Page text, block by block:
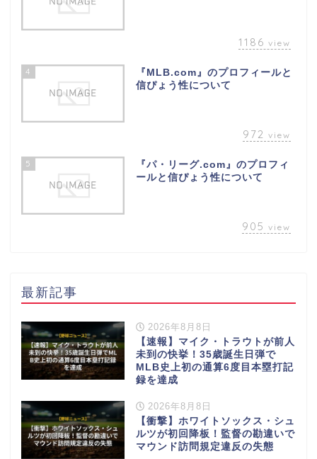
1186 view
4
『MLB.com』のプロフィールと
信ぴょう性について
972 view
5
『パ・リーグ.com』のプロフィ
ールと信ぴょう性について
905 view
最新記事
2026年8月8日
【速報】マイク・トラウトが前人
未到の快挙！35歳誕生日弾で
MLB史上初の通算6度目本塁打記
録を達成
2026年8月8日
【衝撃】ホワイトソックス・シュ
ルツが初回降板！監督の勘違いで
マウンド訪問規定違反の失態